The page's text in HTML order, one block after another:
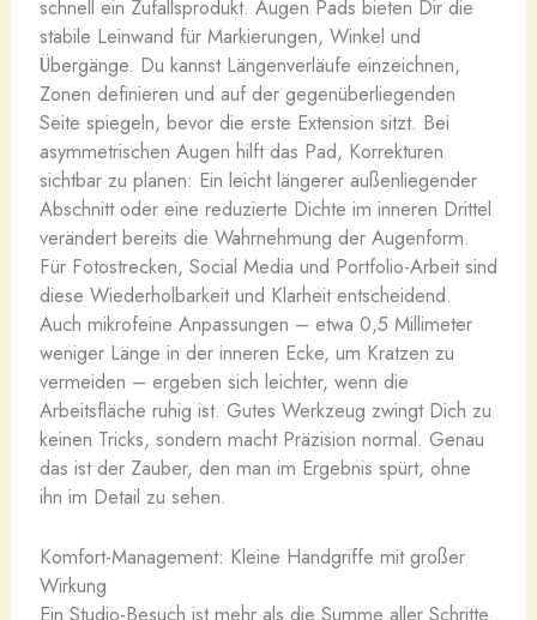
schnell ein Zufallsprodukt. Augen Pads bieten Dir die
stabile Leinwand für Markierungen, Winkel und
Übergänge. Du kannst Längenverläufe einzeichnen,
Zonen definieren und auf der gegenüberliegenden
Seite spiegeln, bevor die erste Extension sitzt. Bei
asymmetrischen Augen hilft das Pad, Korrekturen
sichtbar zu planen: Ein leicht längerer außenliegender
Abschnitt oder eine reduzierte Dichte im inneren Drittel
verändert bereits die Wahrnehmung der Augenform.
Für Fotostrecken, Social Media und Portfolio-Arbeit sind
diese Wiederholbarkeit und Klarheit entscheidend.
Auch mikrofeine Anpassungen – etwa 0,5 Millimeter
weniger Länge in der inneren Ecke, um Kratzen zu
vermeiden – ergeben sich leichter, wenn die
Arbeitsfläche ruhig ist. Gutes Werkzeug zwingt Dich zu
keinen Tricks, sondern macht Präzision normal. Genau
das ist der Zauber, den man im Ergebnis spürt, ohne
ihn im Detail zu sehen.
Komfort-Management: Kleine Handgriffe mit großer
Wirkung
Ein Studio-Besuch ist mehr als die Summe aller Schritte.